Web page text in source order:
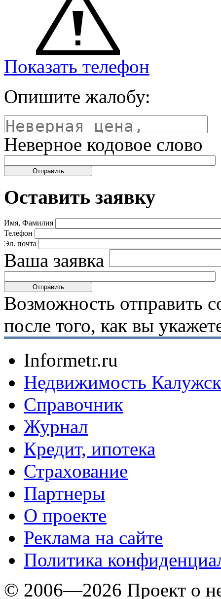
Показать телефон
Опишите жалобу:
Неверное кодовое слово
Оставить заявку
Имя, Фамилия
Телефон
Эл. почта
Ваша заявка
Возможность отправить
после того, как вы
Informetr.ru
Недвижимость
Справочник
Журнал
Кредит, ипотека
Страхование
Партнеры
O проекте
Реклама на сайте
Политика
© 2006—2026 Проект о